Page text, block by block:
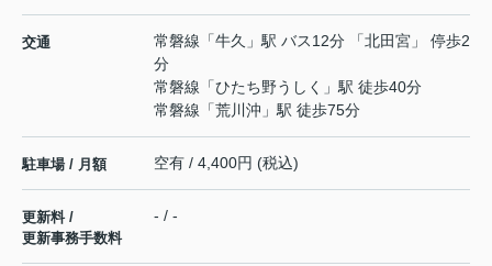
交通 常磐線 「牛久 」駅 バス12分 「北田宮」 停歩2
分
常磐線 「ひたち野うしく
」駅 徒歩40分
常磐線 「荒川沖 」駅 徒歩75分
駐車場 / 月額 空有 / 4,400円 (税込)
更新料 /
更新事務手数料
- / -